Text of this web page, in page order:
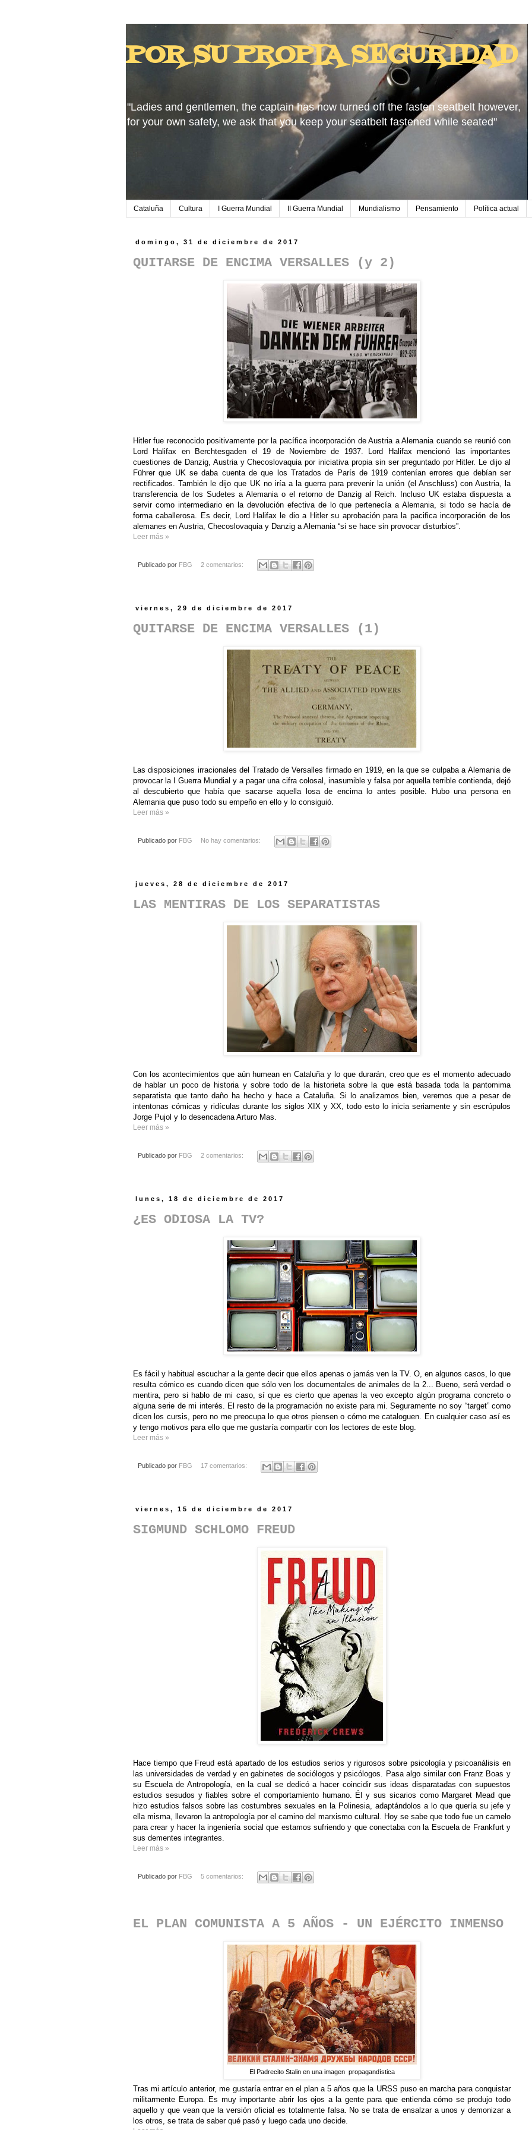
POR SU PROPIA SEGURIDAD
"Ladies and gentlemen, the captain has now turned off the fasten seatbelt however,
for your own safety, we ask that you keep your seatbelt fastened while seated"
Cataluña Cultura I Guerra Mundial II Guerra Mundial Mundialismo Pensamiento Política actual
domingo, 31 de diciembre de 2017
QUITARSE DE ENCIMA VERSALLES (y 2)
Hitler fue reconocido positivamente por la pacífica incorporación de Austria a Alemania cuando se reunió con
Lord Halifax en Berchtesgaden el 19 de Noviembre de 1937. Lord Halifax mencionó las importantes
cuestiones de Danzig, Austria y Checoslovaquia por iniciativa propia sin ser preguntado por Hitler. Le dijo al
Führer que UK se daba cuenta de que los Tratados de París de 1919 contenían errores que debían ser
rectificados. También le dijo que UK no iría a la guerra para prevenir la unión (el Anschluss) con Austria, la
transferencia de los Sudetes a Alemania o el retorno de Danzig al Reich. Incluso UK estaba dispuesta a
servir como intermediario en la devolución efectiva de lo que pertenecía a Alemania, si todo se hacía de
forma caballerosa. Es decir, Lord Halifax le dio a Hitler su aprobación para la pacifica incorporación de los
alemanes en Austria, Checoslovaquia y Danzig a Alemania “si se hace sin provocar disturbios”.
Leer más »
Publicado por FBG 2 comentarios:
viernes, 29 de diciembre de 2017
QUITARSE DE ENCIMA VERSALLES (1)
Las disposiciones irracionales del Tratado de Versalles firmado en 1919, en la que se culpaba a Alemania de
provocar la I Guerra Mundial y a pagar una cifra colosal, inasumible y falsa por aquella terrible contienda, dejó
al descubierto que había que sacarse aquella losa de encima lo antes posible. Hubo una persona en
Alemania que puso todo su empeño en ello y lo consiguió.
Leer más »
Publicado por FBG No hay comentarios:
jueves, 28 de diciembre de 2017
LAS MENTIRAS DE LOS SEPARATISTAS
Con los acontecimientos que aún humean en Cataluña y lo que durarán, creo que es el momento adecuado
de hablar un poco de historia y sobre todo de la historieta sobre la que está basada toda la pantomima
separatista que tanto daño ha hecho y hace a Cataluña. Si lo analizamos bien, veremos que a pesar de
intentonas cómicas y ridículas durante los siglos XIX y XX, todo esto lo inicia seriamente y sin escrúpulos
Jorge Pujol y lo desencadena Arturo Mas.
Leer más »
Publicado por FBG 2 comentarios:
lunes, 18 de diciembre de 2017
¿ES ODIOSA LA TV?
Es fácil y habitual escuchar a la gente decir que ellos apenas o jamás ven la TV. O, en algunos casos, lo que
resulta cómico es cuando dicen que sólo ven los documentales de animales de la 2... Bueno, será verdad o
mentira, pero si hablo de mi caso, sí que es cierto que apenas la veo excepto algún programa concreto o
alguna serie de mi interés. El resto de la programación no existe para mi. Seguramente no soy “target” como
dicen los cursis, pero no me preocupa lo que otros piensen o cómo me cataloguen. En cualquier caso así es
y tengo motivos para ello que me gustaría compartir con los lectores de este blog.
Leer más »
Publicado por FBG 17 comentarios:
viernes, 15 de diciembre de 2017
SIGMUND SCHLOMO FREUD
Hace tiempo que Freud está apartado de los estudios serios y rigurosos sobre psicología y psicoanálisis en
las universidades de verdad y en gabinetes de sociólogos y psicólogos. Pasa algo similar con Franz Boas y
su Escuela de Antropología, en la cual se dedicó a hacer coincidir sus ideas disparatadas con supuestos
estudios sesudos y fiables sobre el comportamiento humano. Él y sus sicarios como Margaret Mead que
hizo estudios falsos sobre las costumbres sexuales en la Polinesia, adaptándolos a lo que quería su jefe y
ella misma, llevaron la antropología por el camino del marxismo cultural. Hoy se sabe que todo fue un camelo
para crear y hacer la ingeniería social que estamos sufriendo y que conectaba con la Escuela de Frankfurt y
sus dementes integrantes.
Leer más »
Publicado por FBG 5 comentarios:
EL PLAN COMUNISTA A 5 AÑOS - UN EJÉRCITO INMENSO
El Padrecito Stalin en una imagen propagandística
Tras mi artículo anterior, me gustaría entrar en el plan a 5 años que la URSS puso en marcha para conquistar
militarmente Europa. Es muy importante abrir los ojos a la gente para que entienda cómo se produjo todo
aquello y que vean que la versión oficial es totalmente falsa. No se trata de ensalzar a unos y demonizar a
los otros, se trata de saber qué pasó y luego cada uno decide.